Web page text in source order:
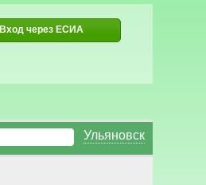
Вход через ЕСИА
Ульяновск